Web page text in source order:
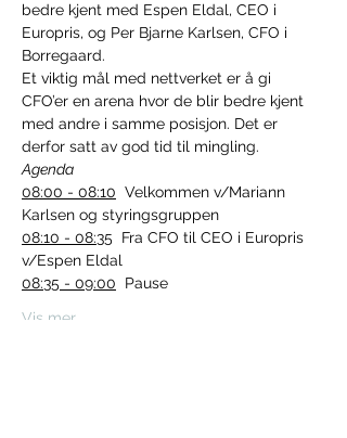
bedre kjent med Espen Eldal, CEO i
Europris, og Per Bjarne Karlsen, CFO i
Borregaard.
Et viktig mål med nettverket er å gi
CFO’er en arena hvor de blir bedre kjent
med andre i samme posisjon. Det er
derfor satt av god tid til mingling.
Agenda
08:00 - 08:10 Velkommen v/Mariann
Karlsen og styringsgruppen
08:10 - 08:35 Fra CFO til CEO i Europris
v/Espen Eldal
08:35 - 09:00 Pause
Vis mer